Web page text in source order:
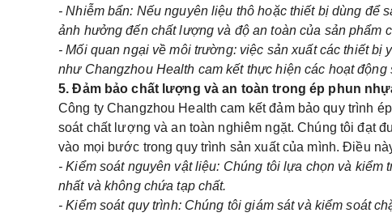
- Nhiễm bẩn: Nếu nguyên liệu thô hoặc thiết bị dùng để
ảnh hưởng đến chất lượng và độ an toàn của sản phẩm
- Mối quan ngại về môi trường: việc sản xuất các thiết
như Changzhou Health cam kết thực hiện các hoạt
5. Đảm bảo chất lượng và an toàn trong ép phun
Công ty Changzhou Health cam kết đảm bảo quy trình
soát chất lượng và an toàn nghiêm ngặt. Chúng tôi đạt
vào mọi bước trong quy trình sản xuất của mình. Điều
- Kiểm soát nguyên vật liệu: Chúng tôi lựa chọn và
nhất và không chứa tạp chất.
- Kiểm soát quy trình: Chúng tôi giám sát và kiểm soát